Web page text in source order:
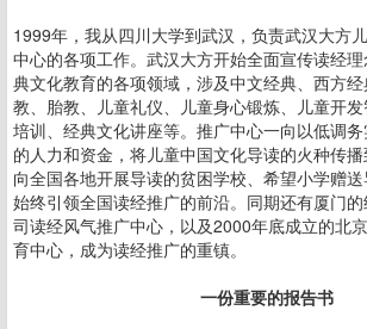
1999年，我从四川大学到武汉，负责武汉大方
中心的各项工作。武汉大方开始全面宣传读经
典文化教育的各项领域，涉及中文经典、西方
教、胎教、儿童礼仪、儿童身心锻炼、儿童开
培训、经典文化讲座等。推广中心一向以低调
的人力和资金，将儿童中国文化导读的火种传
向全国各地开展导读的贫困学校、希望小学赠
始终引领全国读经推广的前沿。同期还有厦门
司读经风气推广中心，以及2000年底成立的北
育中心，成为读经推广的重镇。
一份重要的报告书